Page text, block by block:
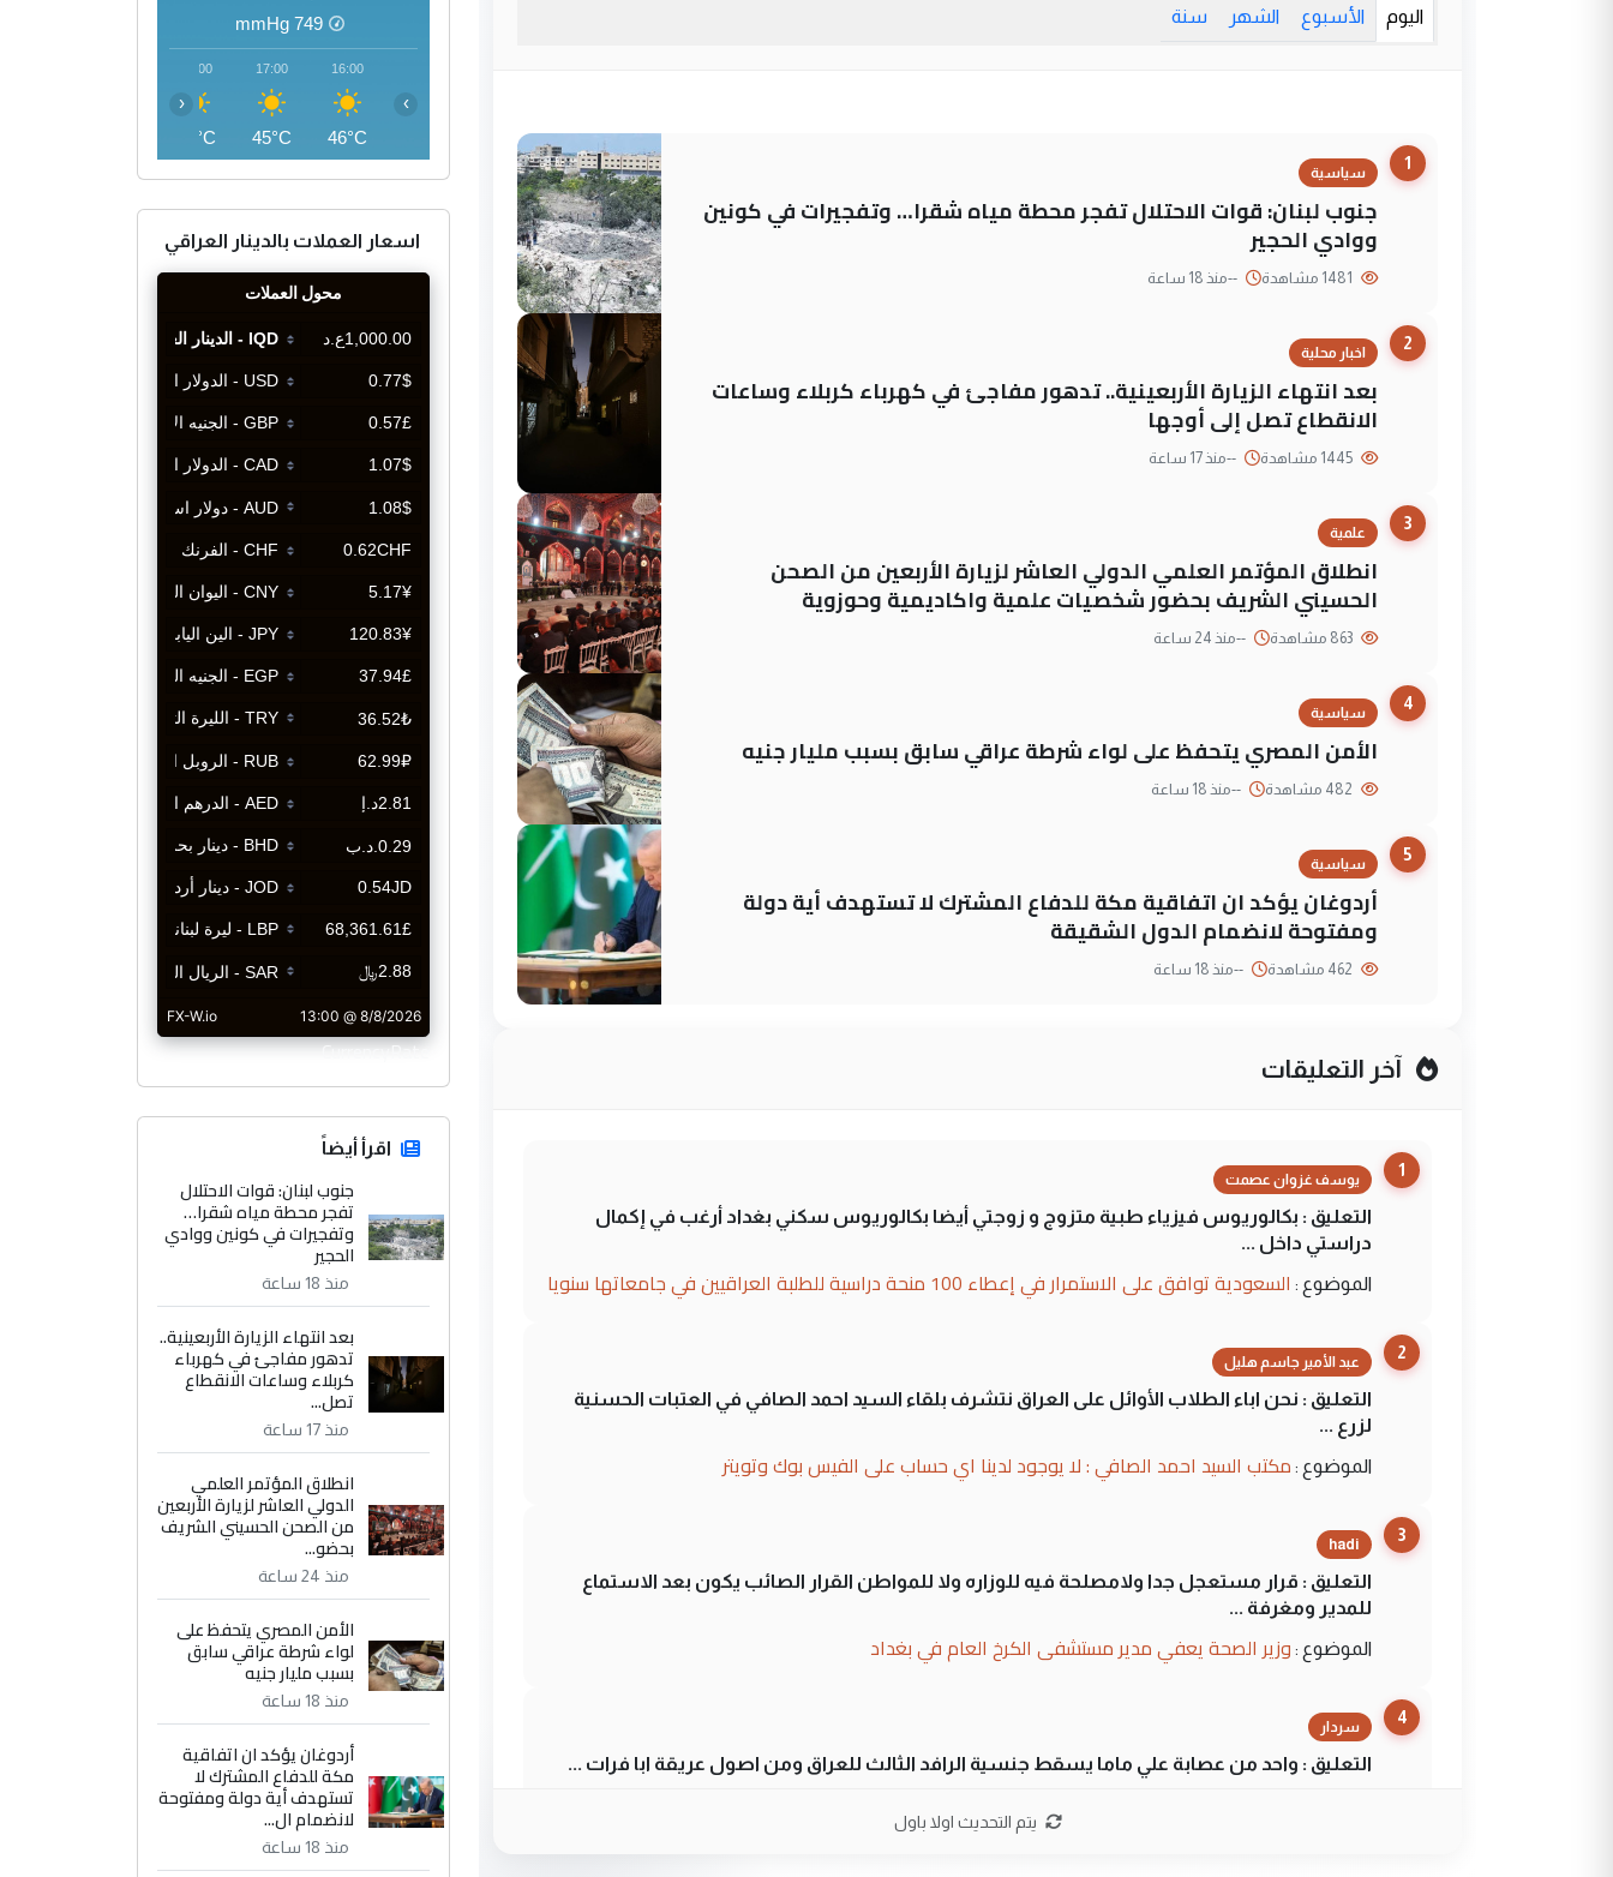
اليوم الأسبوع الشهر سنة
1
سياسية
جنوب لبنان: قوات الاحتلال تفجر محطة مياه شقرا… وتفجيرات في كونين
ووادي الحجير
--منذ 18 ساعة
2
اخبار محلية
بعد انتهاء الزيارة الأربعينية.. تدهور مفاجئ في كهرباء كربلاء وساعات
الانقطاع تصل إلى أوجها
--منذ 17 ساعة
3
علمية
انطلاق المؤتمر العلمي الدولي العاشر لزيارة الأربعين من الصحن
الحسيني الشريف بحضور شخصيات علمية واكاديمية وحوزوية
--منذ 24 ساعة
4
سياسية
الأمن المصري يتحفظ على لواء شرطة عراقي سابق بسبب مليار جنيه
--منذ 18 ساعة
5
سياسية
أردوغان يؤكد ان اتفاقية مكة للدفاع المشترك لا تستهدف أية دولة
ومفتوحة لانضمام الدول الشقيقة
--منذ 18 ساعة
آخر التعليقات
1
يوسف غزوان عصمت
التعليق : بكالوريوس فيزياء طبية متزوج و زوجتي أيضا بكالوريوس سكني بغداد أرغب في إكمال
دراستي داخل ...
الموضوع : السعودية توافق على الاستمرار في إعطاء 100 منحة دراسية للطلبة العراقيين في جامعاتها سنويا
2
عبد الأمير جاسم هليل
التعليق : نحن اباء الطلاب الأوائل على العراق نتشرف بلقاء السيد احمد الصافي في العتبات الحسنية
لزرع ...
الموضوع : مكتب السيد احمد الصافي : لا يوجود لدينا اي حساب على الفيس بوك وتويتر
3
hadi
التعليق : قرار مستعجل جدا ولامصلحة فيه للوزاره ولا للمواطن القرار الصائب يكون بعد الاستماع
للمدير ومغرفة ...
الموضوع : وزير الصحة يعفي مدير مستشفى الكرخ العام في بغداد
4
سردار
التعليق : واحد من عصابة علي ماما يسقط جنسية الرافد الثالث للعراق ومن اصول عريقة ابا فرات ...
الجواهري يرد على صدام حسين سل مضجعيك يابن الزنا (نص كامل)
يتم التحديث اولا باول
749
mmHg
16:00
46°C
17:00
45°C
18:00
44°C
‹ ›
اسعار العملات بالدينار العراقي
CurrencyRate
اقرأ أيضاً
جنوب لبنان: قوات الاحتلال
تفجر محطة مياه شقرا…
وتفجيرات في كونين ووادي
الحجير
منذ 18 ساعة
بعد انتهاء الزيارة الأربعينية..
تدهور مفاجئ في كهرباء
كربلاء وساعات الانقطاع
تصل...
منذ 17 ساعة
انطلاق المؤتمر العلمي
الدولي العاشر لزيارة الأربعين
من الصحن الحسيني الشريف
بحضو...
منذ 24 ساعة
الأمن المصري يتحفظ على
لواء شرطة عراقي سابق
بسبب مليار جنيه
منذ 18 ساعة
أردوغان يؤكد ان اتفاقية
مكة للدفاع المشترك لا
تستهدف أية دولة ومفتوحة
لانضمام ال...
منذ 18 ساعة